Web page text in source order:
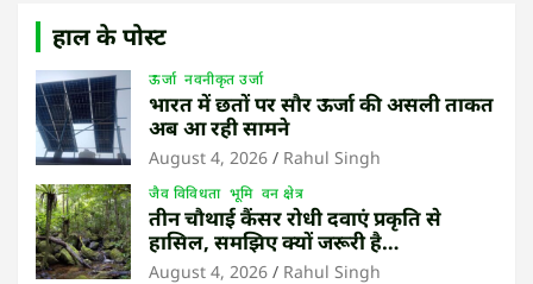
हाल के पोस्ट
ऊर्जा नवनीकृत उर्जा
भारत में छतों पर सौर ऊर्जा की असली ताकत
अब आ रही सामने
August 4, 2026 Rahul Singh
जैव विविधता भूमि वन क्षेत्र
तीन चौथाई कैंसर रोधी दवाएं प्रकृति से
हासिल, समझिए क्यों जरूरी है
उष्णकटिबंधीय जंगल बचाना
August 4, 2026 Rahul Singh